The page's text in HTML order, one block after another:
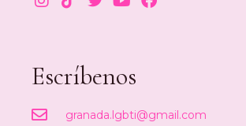
Escríbenos
granada.lgbti@gmail.com